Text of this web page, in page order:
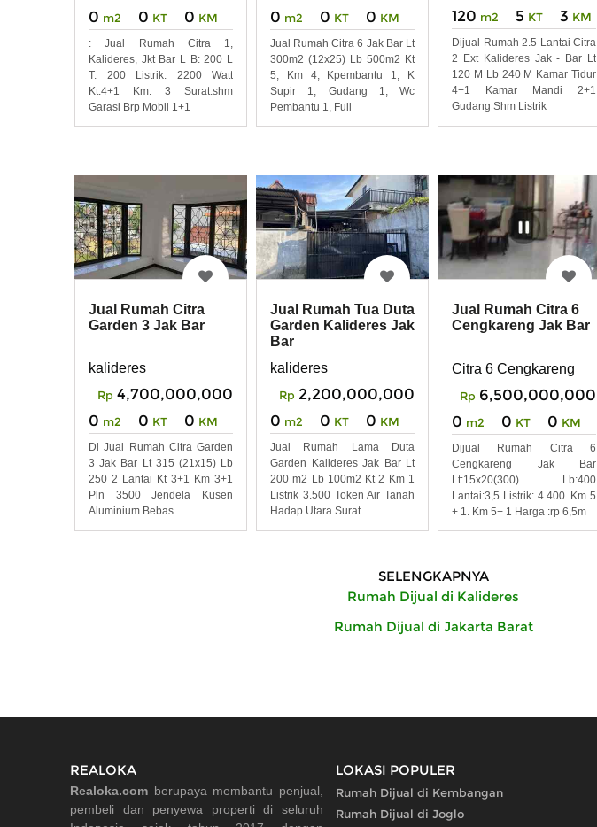
0 m2 0 KT 0 KM
: Jual Rumah Citra 1,
Kalideres, Jkt Bar L B: 200 L
T: 200 Listrik: 2200 Watt
Kt:4+1 Km: 3 Surat:shm
Garasi Brp Mobil 1+1
0 m2 0 KT 0 KM
Jual Rumah Citra 6 Jak Bar Lt
300m2 (12x25) Lb 500m2 Kt
5, Km 4, Kpembantu 1, K
Supir 1, Gudang 1, Wc
Pembantu 1, Full
120 m2 5 KT 3 KM
Dijual Rumah 2.5 Lantai Citra
2 Ext Kalideres Jak - Bar Lt
120 M Lb 240 M Kamar Tidur
4+1 Kamar Mandi 2+1
Gudang Shm Listrik
Jual Rumah Citra
Garden 3 Jak Bar
kalideres
Rp 4,700,000,000
0 m2 0 KT 0 KM
Di Jual Rumah Citra Garden
3 Jak Bar Lt 315 (21x15) Lb
250 2 Lantai Kt 3+1 Km 3+1
Pln 3500 Jendela Kusen
Aluminium Bebas
Jual Rumah Tua Duta
Garden Kalideres Jak
Bar
kalideres
Rp 2,200,000,000
0 m2 0 KT 0 KM
Jual Rumah Lama Duta
Garden Kalideres Jak Bar Lt
200 m2 Lb 100m2 Kt 2 Km 1
Listrik 3.500 Token Air Tanah
Hadap Utara Surat
Jual Rumah Citra 6
Cengkareng Jak Bar
Citra 6 Cengkareng
Rp 6,500,000,000
0 m2 0 KT 0 KM
Dijual Rumah Citra 6
Cengkareng Jak Bar
Lt:15x20(300) Lb:400
Lantai:3,5 Listrik: 4.400. Km 5
+ 1. Km 5+ 1 Harga :rp 6,5m
SELENGKAPNYA
Rumah Dijual di Kalideres
Rumah Dijual di Jakarta Barat
REALOKA
Realoka.com berupaya membantu penjual,
pembeli dan penyewa properti di seluruh
LOKASI POPULER
Rumah Dijual di Kembangan
Rumah Dijual di Joglo